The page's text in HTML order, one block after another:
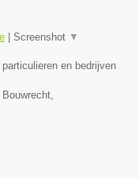
| Screenshot ▼
en bedrijven